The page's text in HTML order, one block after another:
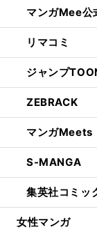
マンガMee公
リマコミ
ジャンプ
ZEBRACK
マンガMeets
S-MANGA
集英社コミッ
女性マンガ